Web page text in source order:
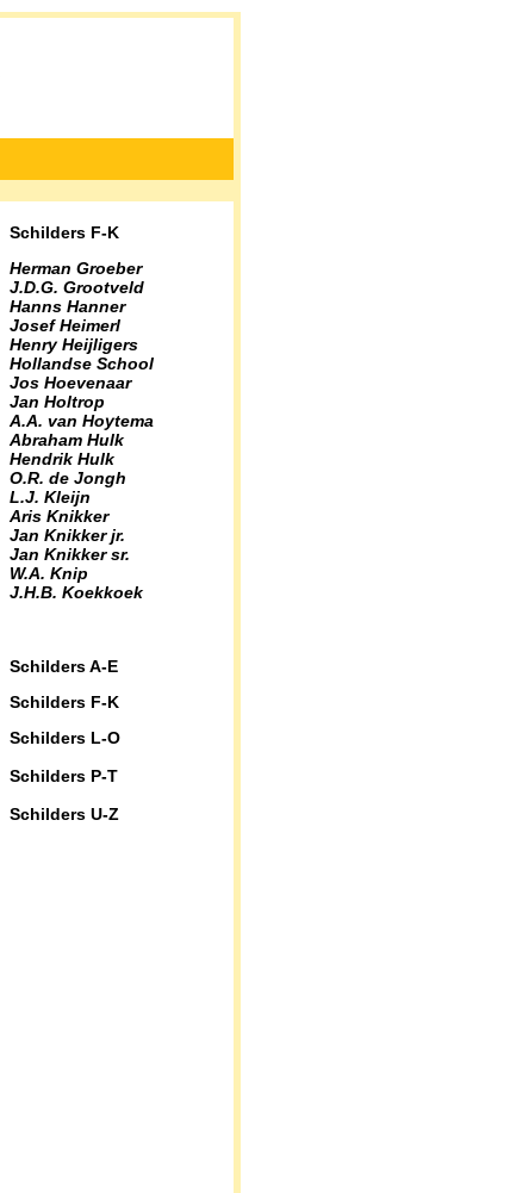
Schilders F-K
Herman Groeber
J.D.G. Grootveld
Hanns Hanner
Josef Heimerl
Henry Heijligers
Hollandse School
Jos Hoevenaar
Jan Holtrop
A.A. van Hoytema
Abraham Hulk
Hendrik Hulk
O.R. de Jongh
L.J. Kleijn
Aris Knikker
Jan Knikker jr.
Jan Knikker sr.
W.A. Knip
J.H.B. Koekkoek
Schilders A-E
Schilders F-K
Schilders L-O
Schilders P-T
Schilders U-Z